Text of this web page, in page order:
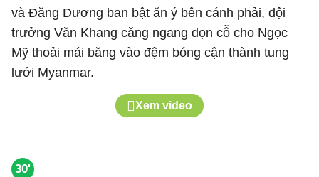
và Đăng Dương ban bật ăn ý bên cánh phải, đội
trưởng Văn Khang căng ngang dọn cỗ cho Ngọc
Mỹ thoải mái băng vào đệm bóng cận thành tung
lưới Myanmar.
Xem video
30'